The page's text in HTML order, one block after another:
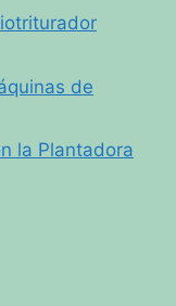
de
la Plantadora